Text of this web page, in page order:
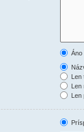
Áno
Len
Len
Len